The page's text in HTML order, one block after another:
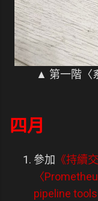
▲ 第一階〈
四月
參加 《持續
〈
pipeline tools